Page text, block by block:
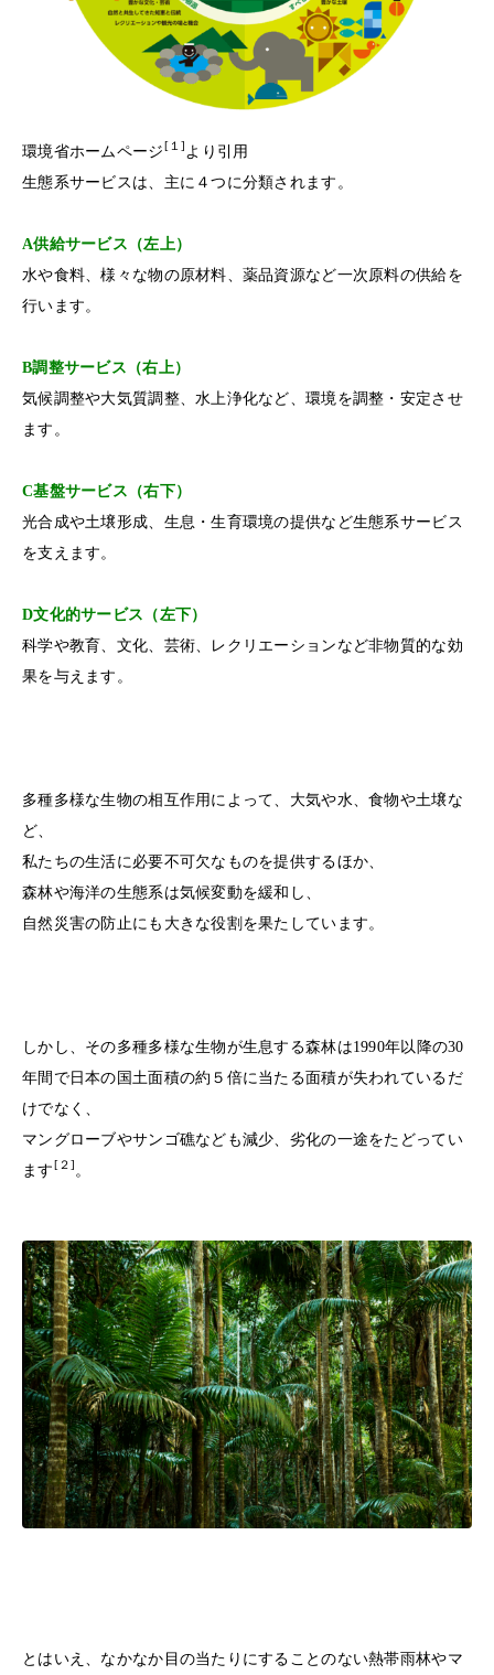
環境省ホームページ [１] より引用
生態系サービスは、主に４つに分類されます。
A供給サービス（左上）
水や食料、様々な物の原材料、薬品資源など一次原料の供給を
行います。
B調整サービス（右上）
気候調整や大気質調整、水上浄化など、環境を調整・安定させ
ます。
C基盤サービス（右下）
光合成や土壌形成、生息・生育環境の提供など生態系サービス
を支えます。
D文化的サービス（左下）
科学や教育、文化、芸術、レクリエーションなど非物質的な効
果を与えます。
多種多様な生物の相互作用によって、大気や水、食物や土壌な
ど、
私たちの生活に必要不可欠なものを提供するほか、
森林や海洋の生態系は気候変動を緩和し、
自然災害の防止にも大きな役割を果たしています。
しかし、その多種多様な生物が生息する森林は1990年以降の30
年間で日本の国土面積の約５倍に当たる面積が失われているだ
けでなく、
マングローブやサンゴ礁なども減少、劣化の一途をたどってい
ます [２] 。
とはいえ、なかなか目の当たりにすることのない熱帯雨林やマ